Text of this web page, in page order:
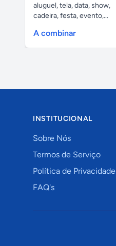
aluguel, tela, data, show,
cadeira, festa, evento,...
A combinar
INSTITUCIONAL
Sobre Nós
Termos de Serviço
Política de Privacidade
FAQ's